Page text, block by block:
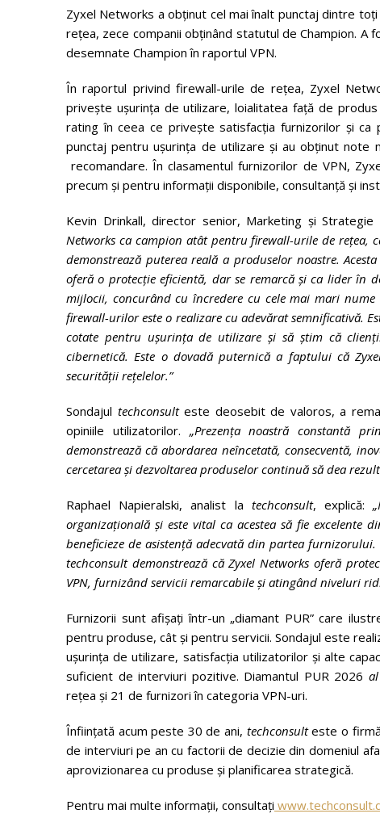
Zyxel Networks a obținut cel mai înalt punctaj dintre
rețea, zece companii obținând statutul de Champion. A
desemnate Champion în raportul VPN.
În raportul privind firewall-urile de rețea, Zyxel
privește ușurința de utilizare, loialitatea față de
rating în ceea ce privește satisfacția furnizorilor și
punctaj pentru ușurința de utilizare și au obținut note
recomandare. În clasamentul furnizorilor de VPN,
precum și pentru informații disponibile, consultanță și
Kevin Drinkall, director senior, Marketing și
Networks ca campion atât pentru firewall-urile de rețea,
demonstrează puterea reală a produselor noastre.
oferă o protecție eficientă, dar se remarcă și ca lider
mijlocii, concurând cu încredere cu cele mai mari
firewall-urilor este o realizare cu adevărat semnificativă.
cotate pentru ușurința de utilizare și să știm că
cibernetică. Este o dovadă puternică a faptului că
securității rețelelor.”
Sondajul techconsult este deosebit de valoros, a
opiniile utilizatorilor. „Prezența noastră constantă
demonstrează că abordarea neîncetată, consecventă,
cercetarea și dezvoltarea produselor continuă să dea
Raphael Napieralski, analist la techconsult, explică:
organizațională și este vital ca acestea să fie
beneficieze de asistență adecvată din partea
techconsult demonstrează că Zyxel Networks oferă
VPN, furnizând servicii remarcabile și atingând niveluri
Furnizorii sunt afișați într-un „diamant PUR” care
pentru produse, cât și pentru servicii. Sondajul este
ușurința de utilizare, satisfacția utilizatorilor și alte
suficient de interviuri pozitive. Diamantul PUR 2026
rețea și 21 de furnizori în categoria VPN-uri.
Înființată acum peste 30 de ani, techconsulteste o
de interviuri pe an cu factorii de decizie din domeniul
aprovizionarea cu produse și planificarea strategică.
Pentru mai multe informații, consultați